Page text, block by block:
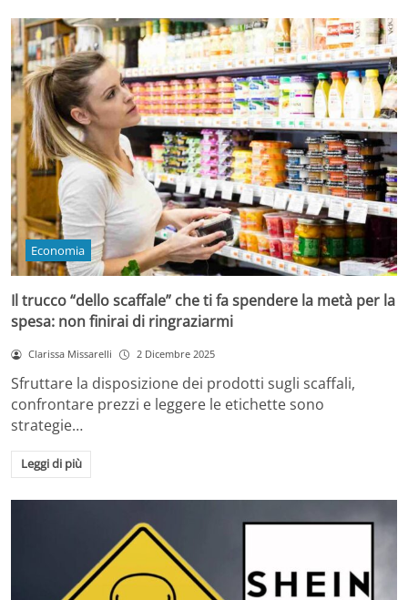
Economia
Il trucco “dello scaffale” che ti fa spendere la metà per la
spesa: non finirai di ringraziarmi
Clarissa Missarelli 2 Dicembre 2025
Sfruttare la disposizione dei prodotti sugli scaffali,
confrontare prezzi e leggere le etichette sono
strategie…
Leggi di più